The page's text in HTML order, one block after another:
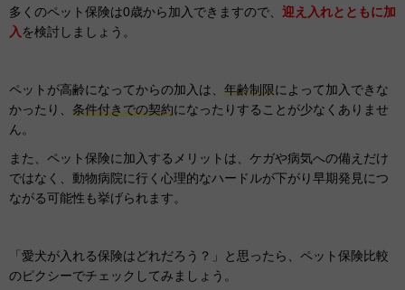
多くのペット保険は0歳から加入できますので、 迎え入れとともに加
入を検討しましょう。
ペットが高齢になってからの加入は、 年齢制限によって加入できな
かったり、 条件付きでの契約になったりすることが少なくありませ
ん。
また、ペット保険に加入するメリットは、ケガや病気への備えだけ
ではなく、動物病院に行く心理的なハードルが下がり早期発見につ
ながる可能性も挙げられます。
「愛犬が入れる保険はどれだろう？」と思ったら、ペット保険比較
のピクシーでチェックしてみましょう。